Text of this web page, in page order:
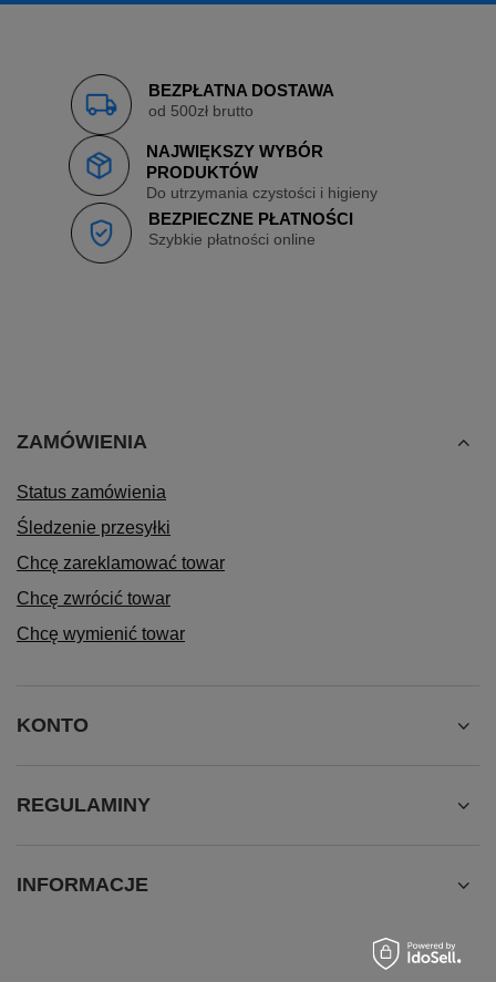
BEZPŁATNA DOSTAWA
od 500zł brutto
NAJWIĘKSZY WYBÓR
PRODUKTÓW
Do utrzymania czystości i higieny
BEZPIECZNE PŁATNOŚCI
Szybkie płatności online
ZAMÓWIENIA
Status zamówienia
Śledzenie przesyłki
Chcę zareklamować towar
Chcę zwrócić towar
Chcę wymienić towar
KONTO
REGULAMINY
INFORMACJE